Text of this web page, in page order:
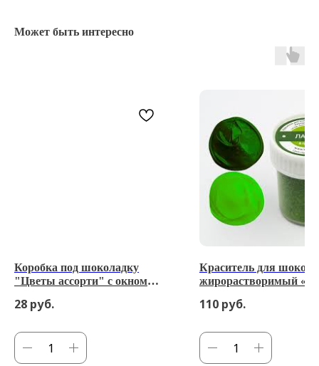
Может быть интересно
Коробка под шоколадку
"Цветы ассорти" с окном
28 руб.
Краситель для
жирорастворимый
110 руб.